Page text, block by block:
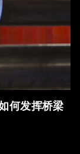
何发挥桥梁